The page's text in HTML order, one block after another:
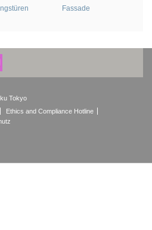
Fassade
Tokyo
Ethics and Compliance Hotline